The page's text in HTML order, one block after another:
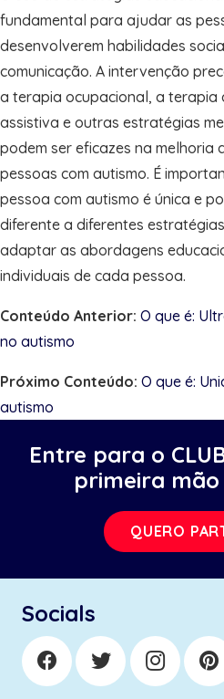
fundamental para ajudar as
desenvolverem habilidades
comunicação. A intervenção
a terapia ocupacional, a terapia
assistiva e outras estratégias
podem ser eficazes na melhoria
pessoas com autismo. É
pessoa com autismo é única e
diferente a diferentes
adaptar as abordagens
individuais de cada pessoa.
Conteúdo Anterior: O que é:
no autismo
Próximo Conteúdo: O que é:
autismo
Entre para o
primeira mão
QUERO
Socials